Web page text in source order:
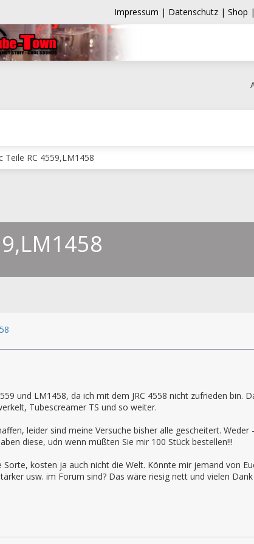
Impressum | Datenschutz | Shop |
Teile RC 4559,LM1458
und LM1458, da ich mit dem JRC 4558 nicht zufrieden bin.
Tubescreamer TS und so weiter.
leider sind meine Versuche bisher alle gescheitert. Weder
diese, udn wenn müßten Sie mir 100 Stück bestellen!!!
kosten ja auch nicht die Welt. Könnte mir jemand von
usw. im Forum sind? Das wäre riesig nett und vielen